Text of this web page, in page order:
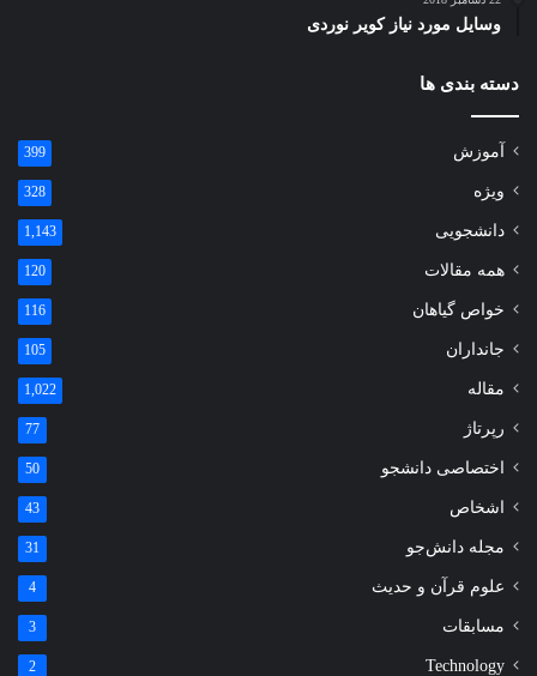
وسایل مورد نیاز کویر نوردی
دسته بندی ها
آموزش 399
ویژه 328
دانشجویی 1,143
همه مقالات 120
خواص گیاهان 116
جانداران 105
مقاله 1,022
رپرتاژ 77
اختصاصی دانشجو 50
اشخاص 43
مجله دانش‌جو 31
علوم قرآن و حدیث 4
مسابقات 3
Technology
2